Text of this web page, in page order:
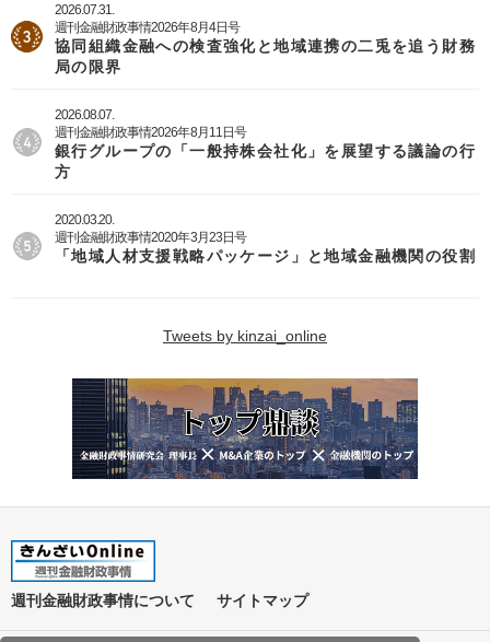
2026.07.31.
週刊金融財政事情2026年8月4日号
協同組織金融への検査強化と地域連携の二兎を追う財務
局の限界
2026.08.07.
週刊金融財政事情2026年8月11日号
銀行グループの「一般持株会社化」を展望する議論の行
方
2020.03.20.
週刊金融財政事情2020年3月23日号
「地域人材支援戦略パッケージ」と地域金融機関の役割
Tweets by kinzai_online
週刊金融財政事情について サイトマップ